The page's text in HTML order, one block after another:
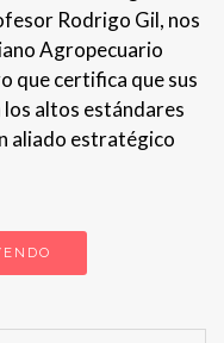
Rodrigo Gil, nos
Agropecuario
que certifica que sus
los altos estándares
aliado estratégico